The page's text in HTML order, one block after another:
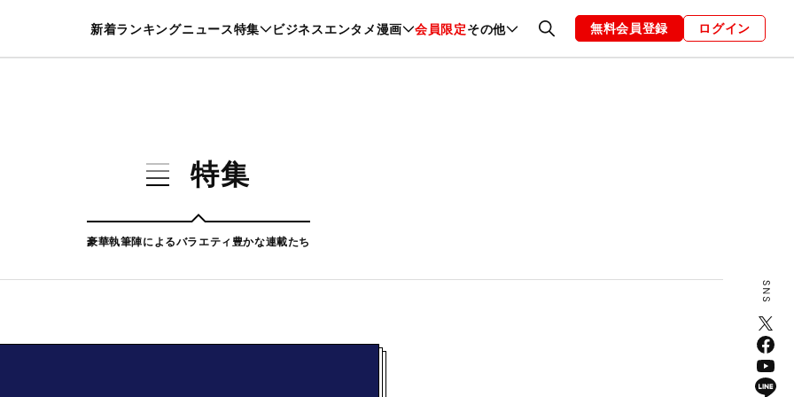
新着ランキングニュース特集 ビジネスエンタメ漫画 会員限定その他
暮らし スポーツ ヘルスケア 美容 グルメ ファッション 恋愛・結婚 編集部 お知らせ
無料会員登録 ログイン
特集
豪華執筆陣によるバラエティ豊かな連載たち